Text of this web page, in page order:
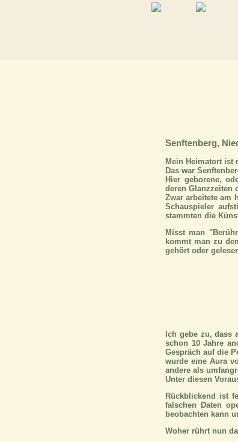
Senftenberg,
Mein Heimatort ist
Das war
Hier geborene,
deren Glanzzeiten
Zwar arbeitete am
Schauspieler
stammten die
Misst man
kommt man zu
gehört oder
Ich gebe zu, dass
schon 10 Jahre
Gespräch auf die
wurde eine Aura
andere als
Unter diesen
Rückblickend ist
falschen Daten
beobachten kann
Woher rührt nun